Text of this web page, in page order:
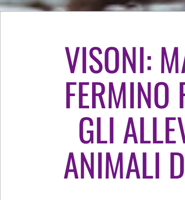
VISONI:
FERMINO
GLI
ANIMALI